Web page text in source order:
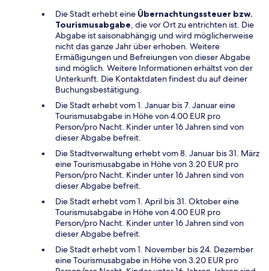
Die Stadt erhebt eine Übernachtungssteuer bzw.
Tourismusabgabe, die vor Ort zu entrichten ist. Die
Abgabe ist saisonabhängig und wird möglicherweise
nicht das ganze Jahr über erhoben. Weitere
Ermäßigungen und Befreiungen von dieser Abgabe
sind möglich. Weitere Informationen erhältst von der
Unterkunft. Die Kontaktdaten findest du auf deiner
Buchungsbestätigung.
Die Stadt erhebt vom 1. Januar bis 7. Januar eine
Tourismusabgabe in Höhe von 4.00 EUR pro
Person/pro Nacht. Kinder unter 16 Jahren sind von
dieser Abgabe befreit.
Die Stadtverwaltung erhebt vom 8. Januar bis 31. März
eine Tourismusabgabe in Höhe von 3.20 EUR pro
Person/pro Nacht. Kinder unter 16 Jahren sind von
dieser Abgabe befreit.
Die Stadt erhebt vom 1. April bis 31. Oktober eine
Tourismusabgabe in Höhe von 4.00 EUR pro
Person/pro Nacht. Kinder unter 16 Jahren sind von
dieser Abgabe befreit.
Die Stadt erhebt vom 1. November bis 24. Dezember
eine Tourismusabgabe in Höhe von 3.20 EUR pro